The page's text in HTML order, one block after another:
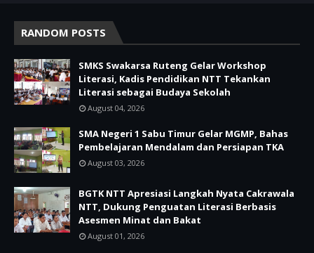
RANDOM POSTS
SMKS Swakarsa Ruteng Gelar Workshop
Literasi, Kadis Pendidikan NTT Tekankan
Literasi sebagai Budaya Sekolah
August 04, 2026
SMA Negeri 1 Sabu Timur Gelar MGMP, Bahas
Pembelajaran Mendalam dan Persiapan TKA
August 03, 2026
BGTK NTT Apresiasi Langkah Nyata Cakrawala
NTT, Dukung Penguatan Literasi Berbasis
Asesmen Minat dan Bakat
August 01, 2026